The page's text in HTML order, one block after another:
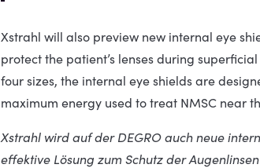
Xstrahl will also preview new internal eye
protect the patient’s lenses during
four sizes, the internal eye shields are
maximum energy used to treat NMSC near
Xstrahl wird auf der DEGRO auch neue
effektive Lösung zum Schutz der